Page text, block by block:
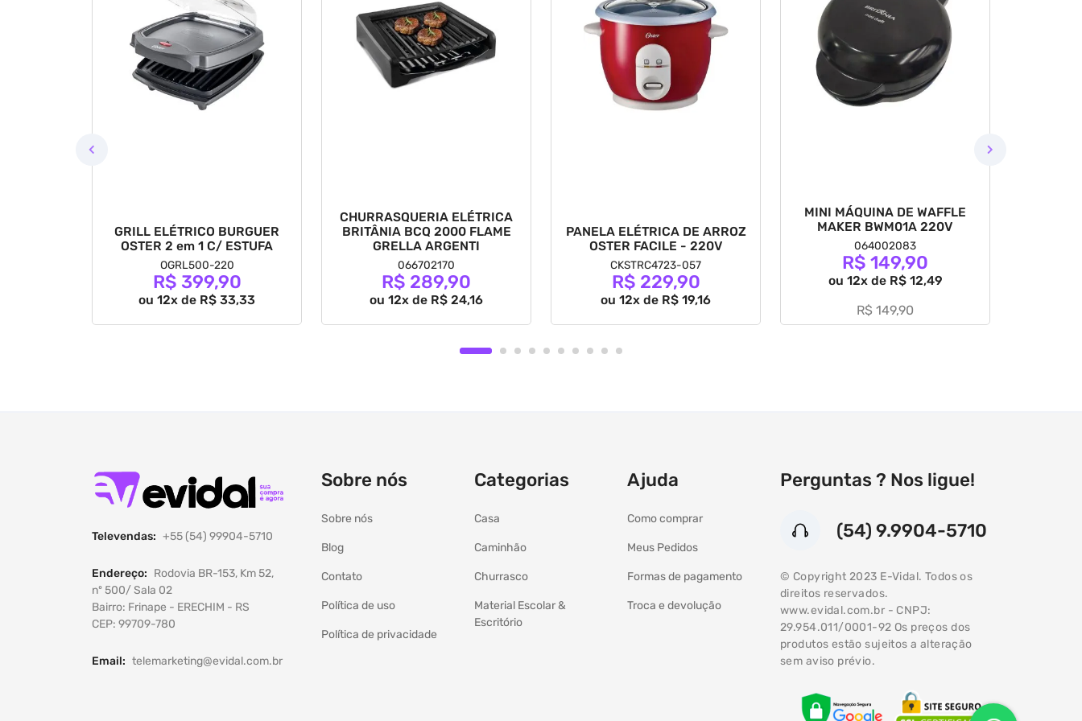
GRILL ELÉTRICO BURGUER
OSTER 2 em 1 C/ ESTUFA
OGRL500-220
R$ 399,90
ou 12x de R$ 33,33
CHURRASQUERIA ELÉTRICA
BRITÂNIA BCQ 2000 FLAME
GRELLA ARGENTI
066702170
R$ 289,90
ou 12x de R$ 24,16
PANELA ELÉTRICA DE ARROZ
OSTER FACILE - 220V
CKSTRC4723-057
R$ 229,90
ou 12x de R$ 19,16
MINI MÁQUINA DE WAFFLE
MAKER BWM01A 220V
064002083
R$ 149,90
ou 12x de R$ 12,49
R$ 149,90
Atendimento
Televendas: +55 (54) 99904-5710
Endereço: Rodovia BR-153, Km 52,
nº 500/ Sala 02
Bairro: Frinape - ERECHIM - RS
CEP: 99709-780
Email: telemarketing@evidal.com.br
Sobre nós
Sobre nós
Blog
Contato
Política de uso
Política de privacidade
Categorias
Casa
Caminhão
Churrasco
Material Escolar &
Escritório
Ajuda
Como comprar
Meus Pedidos
Formas de pagamento
Troca e devolução
Perguntas ? Nos ligue!
(54) 9.9904-5710
© Copyright 2023 E-Vidal. Todos os
direitos reservados.
www.evidal.com.br - CNPJ:
29.954.011/0001-92 Os preços dos
produtos estão sujeitos a alteração
sem aviso prévio.